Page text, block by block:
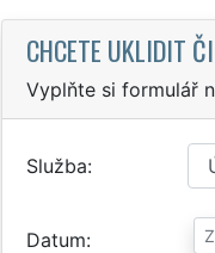
CHCETE UKLIDIT
Vyplňte si formulář
Služba
Datum